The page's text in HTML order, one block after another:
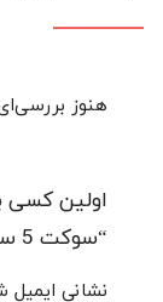
هنوز
اولین کسی
“سوکت 5 سیم کوماکس اصلی”
نشانی